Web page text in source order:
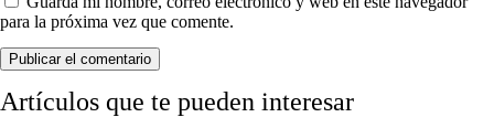
para la próxima vez que comente.
Artículos que te pueden interesar